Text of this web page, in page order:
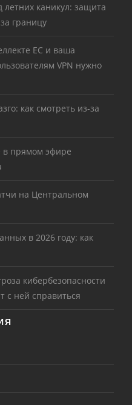
летних каникул: защита
границу
ЕС и ваша
VPN нужно
как смотреть из-за
в прямом эфире
на Центральном
в 2026 году: как
кибербезопасности
с ней справиться